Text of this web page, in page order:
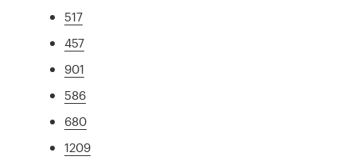
517
457
901
586
680
1209